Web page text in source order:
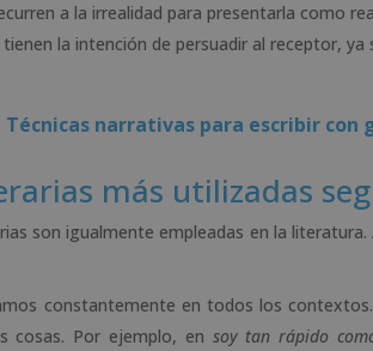
a la irrealidad para presentarla como
tienen la intención de persuadir al receptor,
Técnicas narrativas para escribir con
más utilizadas
son igualmente empleadas en la
constantemente en todos los
cosas. Por ejemplo, en soy tan rápido